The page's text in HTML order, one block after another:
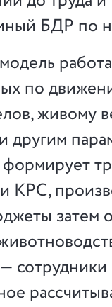
БДР по
по
живому
другим
КРС,
затем